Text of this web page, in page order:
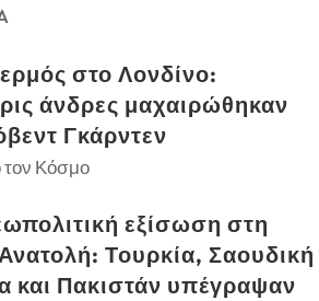
στο Λονδίνο:
άνδρες μαχαιρώθηκαν
Γκάρντεν
Κόσμο
εξίσωση στη
Τουρκία, Σαουδική
και Πακιστάν υπέγραψαν